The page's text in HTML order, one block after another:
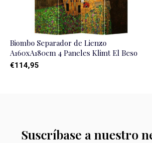
Biombo Separador de Lienzo
A160xA180cm 4 Paneles Klimt El Beso
€114,95
Suscríbase a nuestro